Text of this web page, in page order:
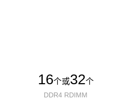
16个或32个
DDR4 RDIMM